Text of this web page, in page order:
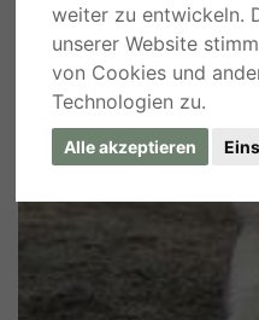
weiter zu entwickeln.
unserer Website
von Cookies und
Technologien zu.
Alle akzeptieren